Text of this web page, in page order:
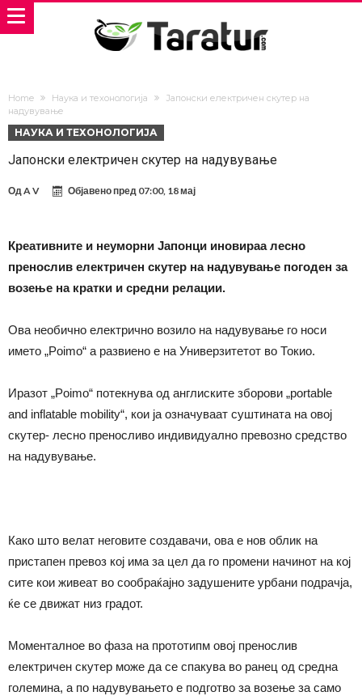
Home Наука и техонологија
Јапонски електричен скутер на
надувување
НАУКА И ТЕХОНОЛОГИЈА
Јапонски електричен скутер на надувување
ОдA V Објавено пред 07:00, 18 мај
Креативните и неуморни Јапонци иновираа лесно
пренослив електричен скутер на надувување погоден за
возење на кратки и средни релации.
Ова необично електрично возило на надувување го носи
името „Poimo“ а развиено е на Универзитетот во Токио.
Иразот „Poimo“ потекнува од англиските зборови „portable
and inflatable mobility“, кои ја означуваат суштината на овој
скутер- лесно преносливо индивидуално превозно средство
на надувување.
Како што велат неговите создавачи, ова е нов облик на
пристапен превоз кој има за цел да го промени начинот на кој
сите кои живеат во сообраќајно задушените урбани подрачја,
ќе се движат низ градот.
Моменталное во фаза на прототипм овој пренослив
електричен скутер може да се спакува во ранец од средна
големина, а по надувувањето е подготво за возење за само